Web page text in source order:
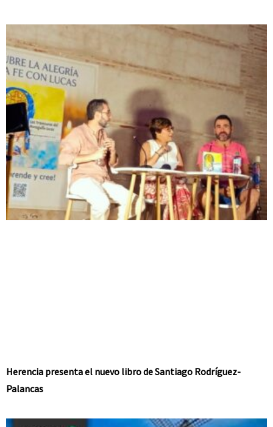
Herencia presenta el nuevo libro de Santiago Rodríguez-
Palancas